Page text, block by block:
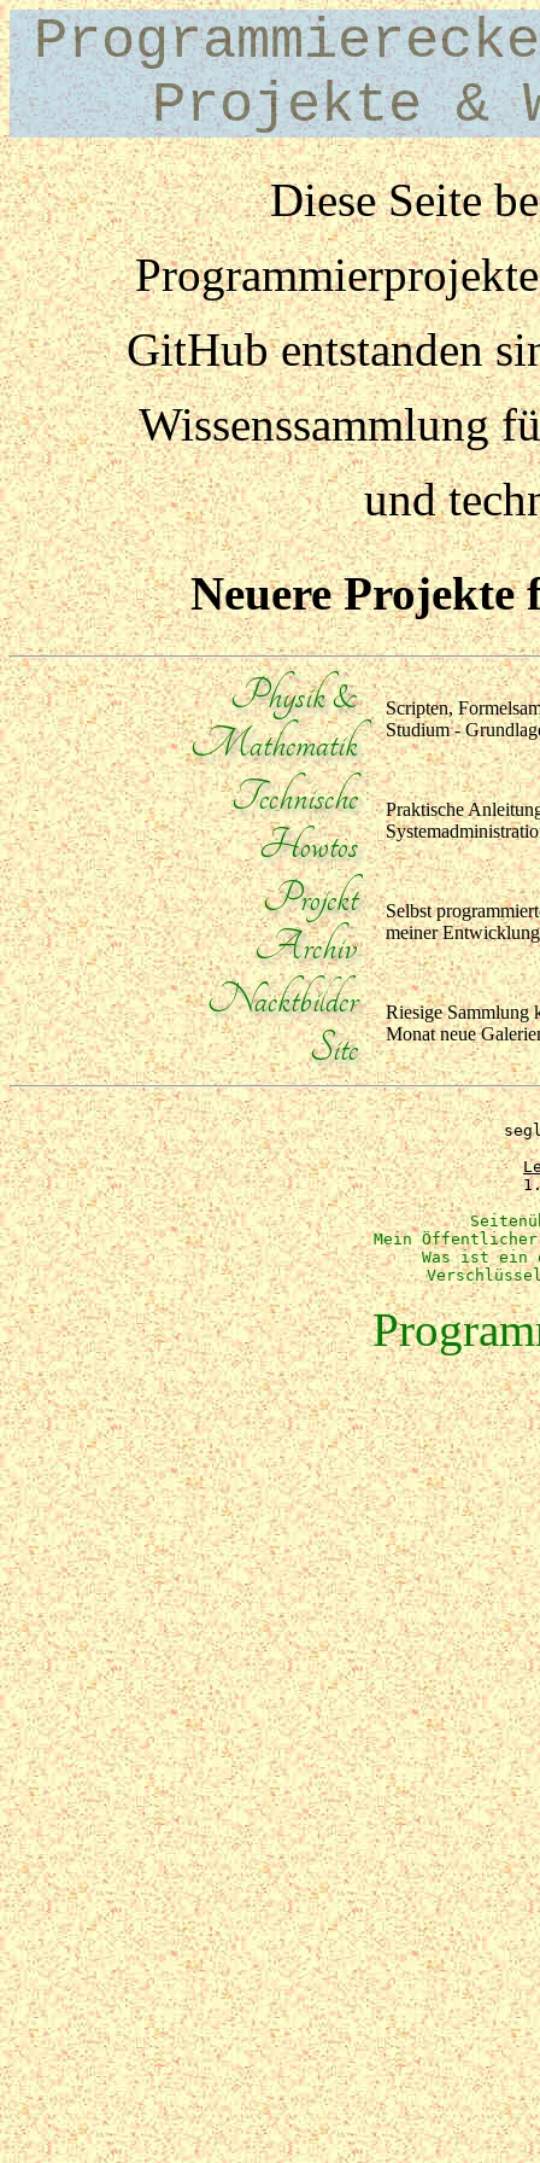
Projekte &
Diese Seite
GitHub entstanden
Wissenssammlung
und
Neuere
Physik &
Mathematik
Scripten,
Studium -
Technische
Howtos
Praktische
Projekt
Archiv
Selbst
meiner
Nacktbilder
Site
Riesige Sammlung
Monat neue
Mein Öffentlicher
Was ist ein